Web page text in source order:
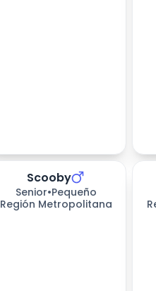
Scooby
Senior•Pequeño
Región Metropolitana